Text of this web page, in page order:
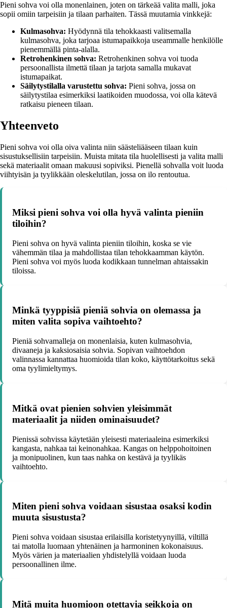
Pieni sohva voi olla monenlainen, joten on tärkeää valita malli, joka
sopii omiin tarpeisiin ja tilaan parhaiten. Tässä muutamia vinkkejä:
Kulmasohva: Hyödynnä tila tehokkaasti valitsemalla
kulmasohva, joka tarjoaa istumapaikkoja useammalle henkilölle
pienemmällä pinta-alalla.
Retrohenkinen sohva: Retrohenkinen sohva voi tuoda
persoonallista ilmettä tilaan ja tarjota samalla mukavat
istumapaikat.
Säilytystilalla varustettu sohva: Pieni sohva, jossa on
säilytystilaa esimerkiksi laatikoiden muodossa, voi olla kätevä
ratkaisu pieneen tilaan.
Yhteenveto
Pieni sohva voi olla oiva valinta niin säästeliääseen tilaan kuin
sisustuksellisiin tarpeisiin. Muista mitata tila huolellisesti ja valita malli
sekä materiaalit omaan makuusi sopiviksi. Pienellä sohvalla voit luoda
viihtyisän ja tyylikkään oleskelutilan, jossa on ilo rentoutua.
Miksi pieni sohva voi olla hyvä valinta pieniin
tiloihin?
Pieni sohva on hyvä valinta pieniin tiloihin, koska se vie
vähemmän tilaa ja mahdollistaa tilan tehokkaamman käytön.
Pieni sohva voi myös luoda kodikkaan tunnelman ahtaissakin
tiloissa.
Minkä tyyppisiä pieniä sohvia on olemassa ja
miten valita sopiva vaihtoehto?
Pieniä sohvamalleja on monenlaisia, kuten kulmasohvia,
divaaneja ja kaksiosaisia sohvia. Sopivan vaihtoehdon
valinnassa kannattaa huomioida tilan koko, käyttötarkoitus sekä
oma tyylimieltymys.
Mitkä ovat pienien sohvien yleisimmät
materiaalit ja niiden ominaisuudet?
Pienissä sohvissa käytetään yleisesti materiaaleina esimerkiksi
kangasta, nahkaa tai keinonahkaa. Kangas on helppohoitoinen
ja monipuolinen, kun taas nahka on kestävä ja tyylikäs
vaihtoehto.
Miten pieni sohva voidaan sisustaa osaksi kodin
muuta sisustusta?
Pieni sohva voidaan sisustaa erilaisilla koristetyynyillä, viltillä
tai matolla luomaan yhtenäinen ja harmoninen kokonaisuus.
Myös värien ja materiaalien yhdistelyllä voidaan luoda
persoonallinen ilme.
Mitä muita huomioon otettavia seikkoja on